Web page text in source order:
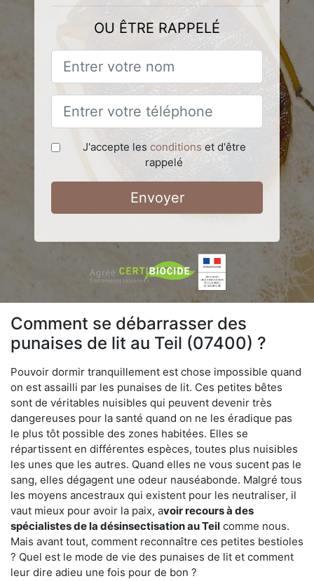
OU ÊTRE RAPPELÉ
J'accepte les conditions et d'être
rappelé
Envoyer
Comment se débarrasser des
punaises de lit au Teil (07400) ?
Pouvoir dormir tranquillement est chose impossible quand
on est assailli par les punaises de lit. Ces petites bêtes
sont de véritables nuisibles qui peuvent devenir très
dangereuses pour la santé quand on ne les éradique pas
le plus tôt possible des zones habitées. Elles se
répartissent en différentes espèces, toutes plus nuisibles
les unes que les autres. Quand elles ne vous sucent pas le
sang, elles dégagent une odeur nauséabonde. Malgré tous
les moyens ancestraux qui existent pour les neutraliser, il
vaut mieux pour avoir la paix, avoir recours à des
spécialistes de la désinsectisation au Teil comme nous.
Mais avant tout, comment reconnaître ces petites bestioles
? Quel est le mode de vie des punaises de lit et comment
leur dire adieu une fois pour de bon ?